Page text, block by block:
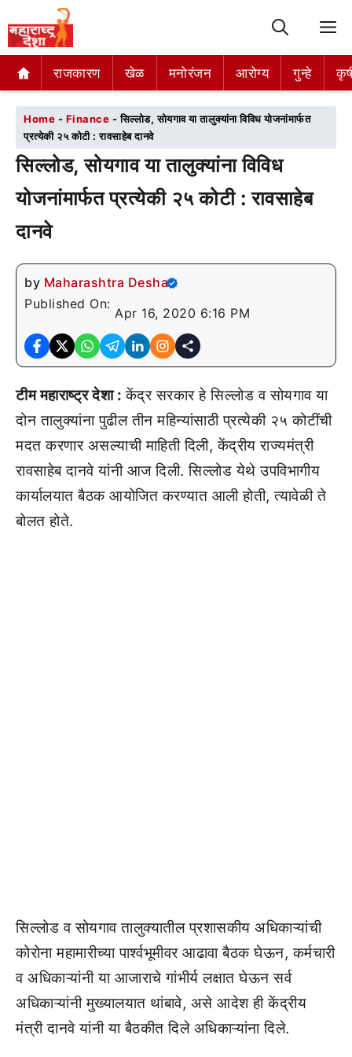
राजकारण खेळ मनोरंजन आरोग्य गुन्हे
राजकारण खेळ मनोरंजन आरोग्य गुन्हे
Home - Finance -सिल्लोड, सोयगाव या तालुक्यांना विविध योजनांमार्फत
प्रत्येकी २५ कोटी : रावसाहेब दानवे
सिल्लोड, सोयगाव या तालुक्यांना विविध
योजनांमार्फत प्रत्येकी २५ कोटी : रावसाहेब
दानवे
by Maharashtra Desha
Published On:
Apr 16, 2020 6:16 PM
टीम महाराष्ट्र देशा :केंद्र सरकार हे सिल्लोड व सोयगाव या
दोन तालुक्यांना पुढील तीन महिन्यांसाठी प्रत्येकी २५ कोटींची
मदत करणार असल्याची माहिती दिली, केंद्रीय राज्यमंत्री
रावसाहेब दानवे यांनी आज दिली. सिल्लोड येथे उपविभागीय
कार्यालयात बैठक आयोजित करण्यात आली होती, त्यावेळी ते
बोलत होते.
सिल्लोड व सोयगाव तालुक्यातील प्रशासकीय अधिकाऱ्यांची
कोरोना महामारीच्या पार्श्वभूमीवर आढावा बैठक घेऊन, कर्मचारी
व अधिकाऱ्यांनी या आजाराचे गांभीर्य लक्षात घेऊन सर्व
अधिकाऱ्यांनी मुख्यालयात थांबावे, असे आदेश ही केंद्रीय
मंत्री दानवे यांनी या बैठकीत दिले अधिकाऱ्यांना दिले.